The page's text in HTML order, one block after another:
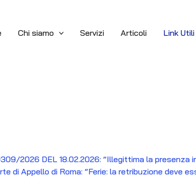
Chi siamo Servizi Articoli Link Utili
2026 DEL 18.02.2026: “Illegittima la presenza
di Appello di Roma: “Ferie: la retribuzione deve